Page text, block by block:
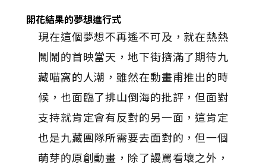
開花結果的夢想進行式
現在這個夢想不再遙不可及，就在熱熱
鬧鬧的首映當天，地下街擠滿了期待九
藏喵窩的人潮，雖然在動畫甫推出的時
候，也面臨了排山倒海的批評，但面對
支持就肯定會有反對的另一面，這肯定
也是九藏團隊所需要去面對的，但一個
萌芽的原創動畫，除了謾罵看壞之外，